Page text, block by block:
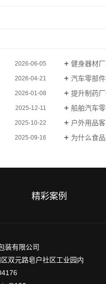
2026-06-05 健身器材厂
2026-04-21 汽车零部件制
2026-01-08 提升制药厂吨
2025-12-11 船舶汽车零
2025-10-22 户外用品
2025-09-16 为什么食
精彩案例
装有限公司
双元路皂户社区工业园内